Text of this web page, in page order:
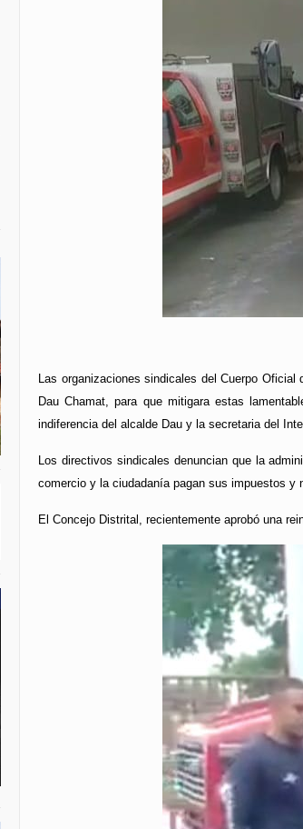
Las organizaciones sindicales del Cuerpo
Dau Chamat, para que mitigara estas
indiferencia del alcalde Dau y la secretaria del
Los directivos sindicales denuncian que la
comercio y la ciudadanía pagan sus impuestos y
El Concejo Distrital, recientemente aprobó una